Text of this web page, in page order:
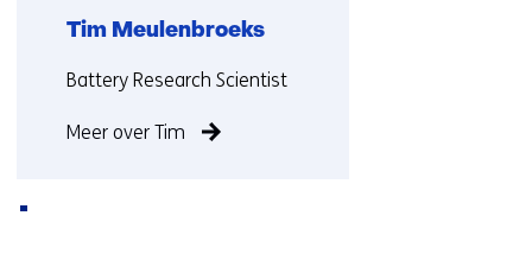
Tim Meulenbroeks
Functie:
Battery Research Scientist
Meer over Tim